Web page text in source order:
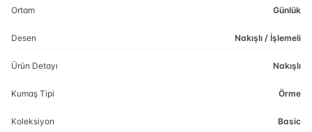
Ortam Günlük
Desen Nakışlı / İşlemeli
Ürün Detayı Nakışlı
Kumaş Tipi Örme
Koleksiyon Basic